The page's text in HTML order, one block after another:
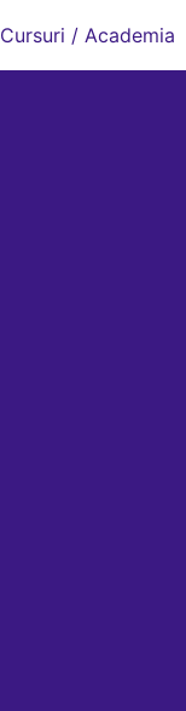
Cursuri / Academia